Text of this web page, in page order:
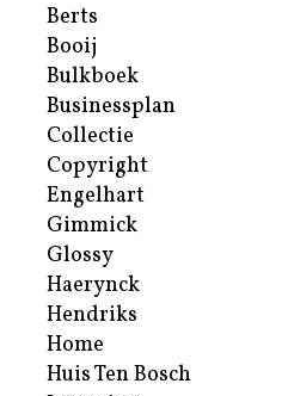
Berts
Booij
Bulkboek
Businessplan
Collectie
Copyright
Engelhart
Gimmick
Glossy
Haerynck
Hendriks
Home
Huis Ten Bosch